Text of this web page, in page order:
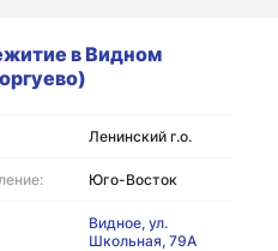
в Видном
Ленинский г.о.
Юго-Восток
Видное, ул.
Школьная, 79А